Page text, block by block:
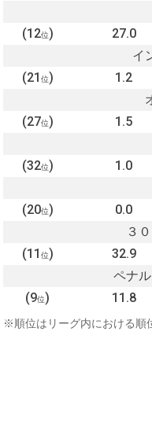
(12位) 27.0
イ
(21 位) 1.2
(27位) 1.5
(32位) 1.0
(20位) 0.0
３
(11 位) 32.9
ペナ
(9位) 11.8
※順位はリーグ内における順